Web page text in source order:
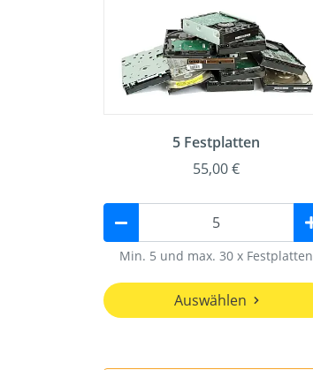
5 Festplatten
55,00 €
Min. 5 und max. 30 x Festplatten
Auswählen